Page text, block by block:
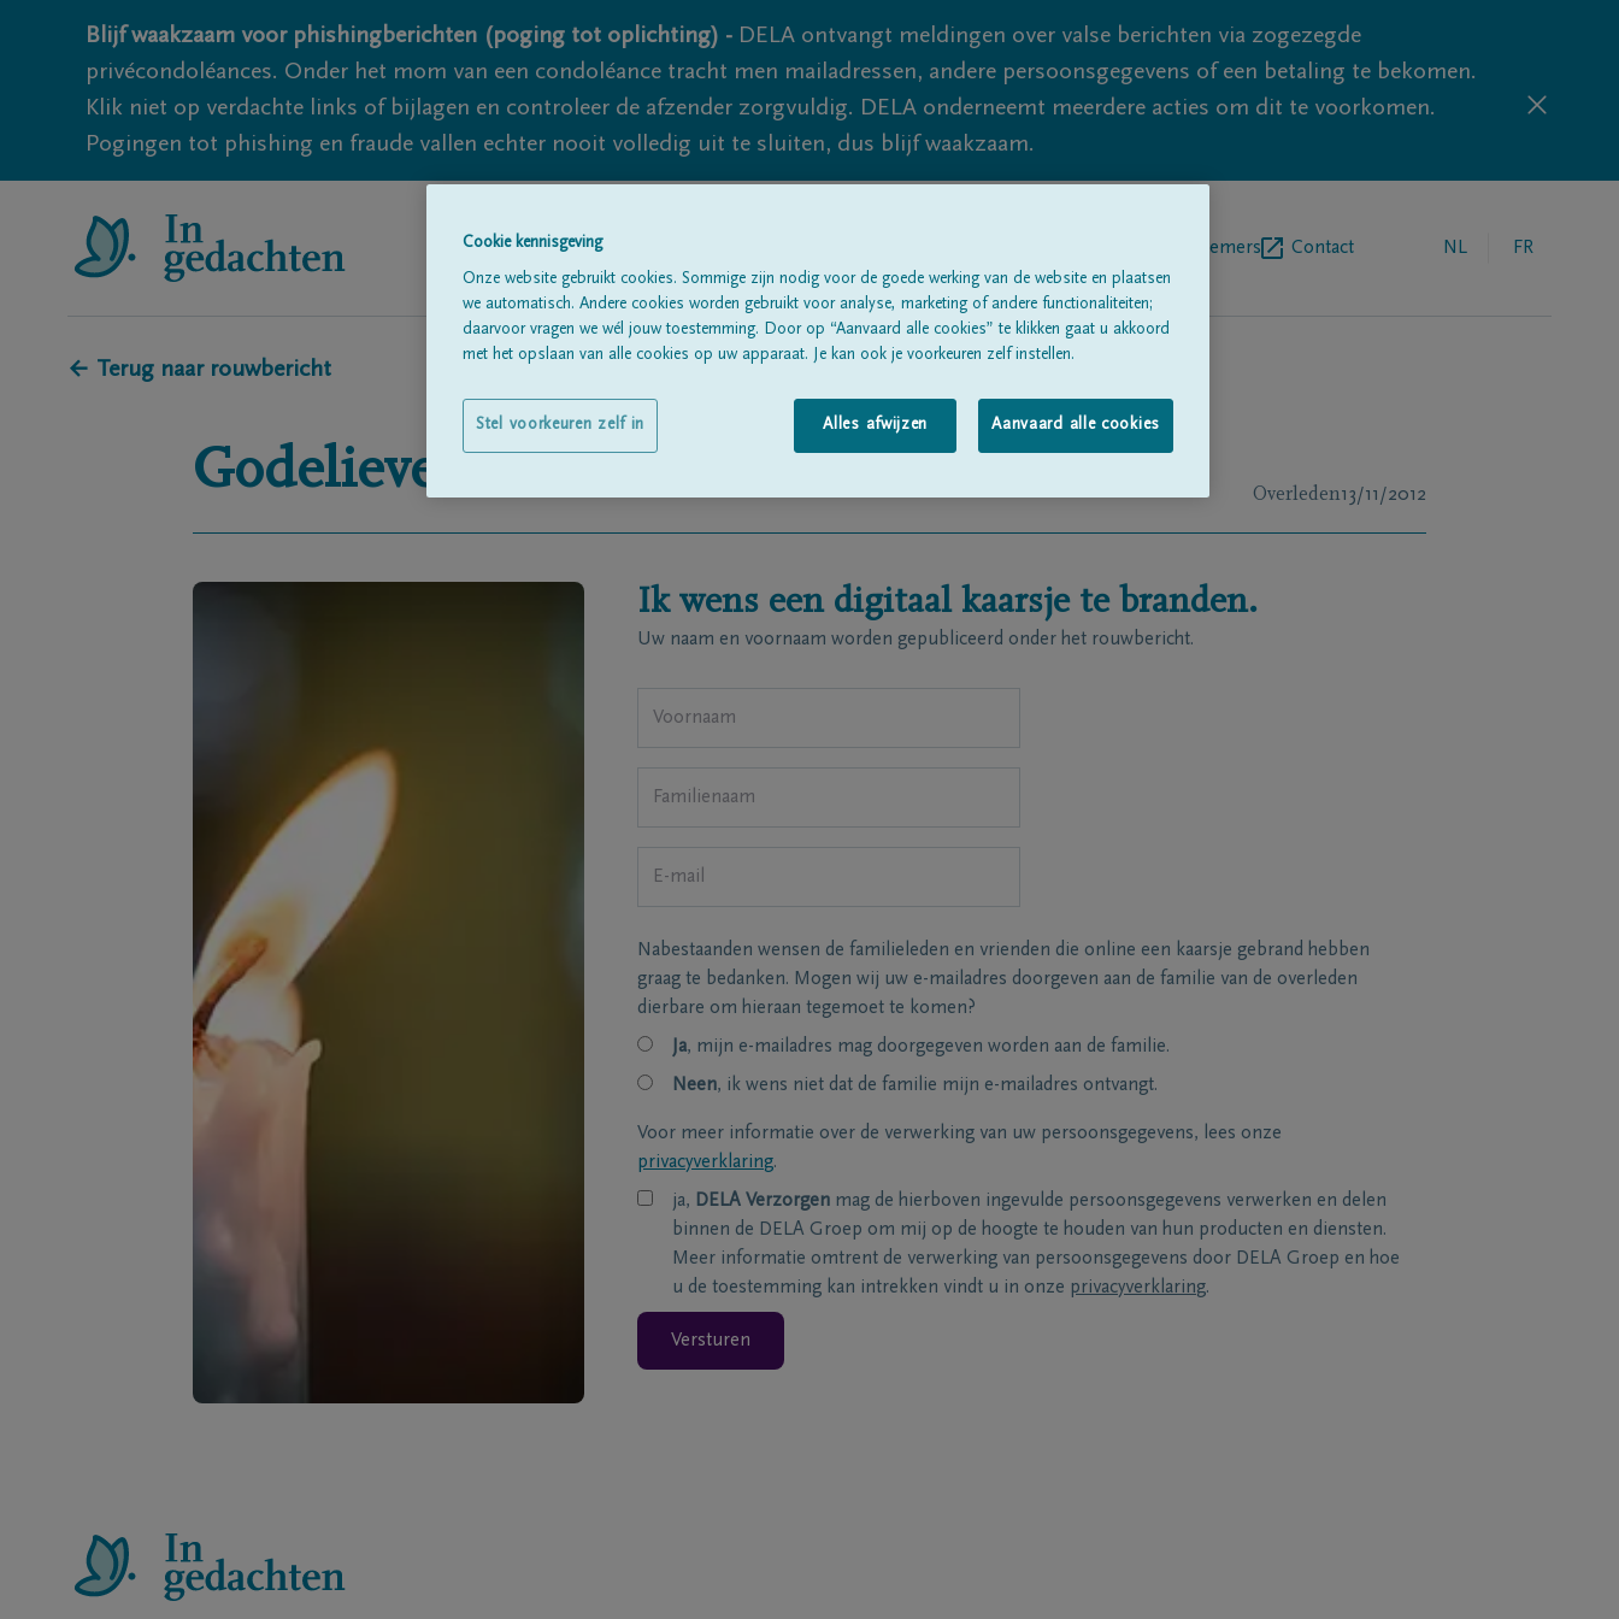
Blijf waakzaam voor phishingberichten (poging tot oplichting) - DELA ontvangt meldingen over valse berichten via zogezegde
privécondoléances. Onder het mom van een condoléance tracht men mailadressen, andere persoonsgegevens of een betaling te bekomen.
Klik niet op verdachte links of bijlagen en controleer de afzender zorgvuldig. DELA onderneemt meerdere acties om dit te voorkomen.
Pogingen tot phishing en fraude vallen echter nooit volledig uit te sluiten, dus blijf waakzaam.
Begrafenisondernemers Contact NL FR
← Terug naar rouwbericht
Godelieve Overleden13/11/2012
Ik wens een digitaal kaarsje te branden.
Uw naam en voornaam worden gepubliceerd onder het rouwbericht.
Nabestaanden wensen de familieleden en vrienden die online een kaarsje gebrand hebben
graag te bedanken. Mogen wij uw e-mailadres doorgeven aan de familie van de overleden
dierbare om hieraan tegemoet te komen?
Ja, mijn e-mailadres mag doorgegeven worden aan de familie.
Neen, ik wens niet dat de familie mijn e-mailadres ontvangt.
Voor meer informatie over de verwerking van uw persoonsgegevens, lees onze
privacyverklaring.
ja, DELA Verzorgen mag de hierboven ingevulde persoonsgegevens verwerken en delen
binnen de DELA Groep om mij op de hoogte te houden van hun producten en diensten.
Meer informatie omtrent de verwerking van persoonsgegevens door DELA Groep en hoe
u de toestemming kan intrekken vindt u in onze privacyverklaring.
Versturen
Cookie kennisgeving
Onze website gebruikt cookies. Sommige zijn nodig voor de goede werking van de website en plaatsen
we automatisch. Andere cookies worden gebruikt voor analyse, marketing of andere functionaliteiten;
daarvoor vragen we wél jouw toestemming. Door op “Aanvaard alle cookies” te klikken gaat u akkoord
met het opslaan van alle cookies op uw apparaat. Je kan ook je voorkeuren zelf instellen.
Alles afwijzen Aanvaard alle cookies
Stel voorkeuren zelf in